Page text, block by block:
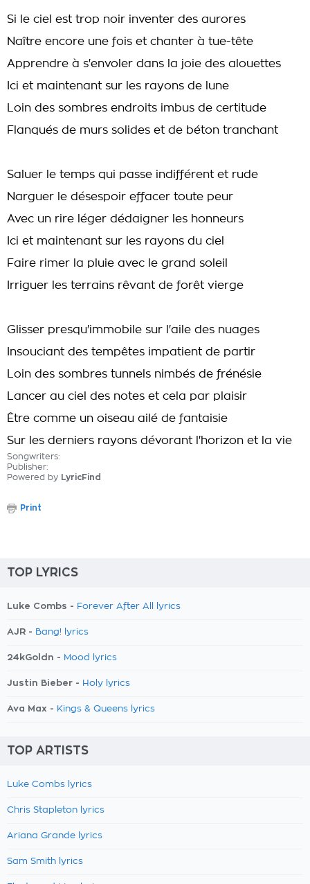
Si le ciel est trop noir inventer des aurores
Naître encore une fois et chanter à tue-tête
Apprendre à s'envoler dans la joie des alouettes
Ici et maintenant sur les rayons de lune
Loin des sombres endroits imbus de certitude
Flanqués de murs solides et de béton tranchant
Saluer le temps qui passe indifférent et rude
Narguer le désespoir effacer toute peur
Avec un rire léger dédaigner les honneurs
Ici et maintenant sur les rayons du ciel
Faire rimer la pluie avec le grand soleil
Irriguer les terrains rêvant de forêt vierge
Glisser presqu'immobile sur l'aile des nuages
Insouciant des tempêtes impatient de partir
Loin des sombres tunnels nimbés de frénésie
Lancer au ciel des notes et cela par plaisir
Être comme un oiseau ailé de fantaisie
Sur les derniers rayons dévorant l'horizon et la vie
Songwriters:
Publisher:
Powered by LyricFind
Print
TOP LYRICS
Luke Combs - Forever After All lyrics
AJR - Bang! lyrics
24kGoldn - Mood lyrics
Justin Bieber - Holy lyrics
Ava Max - Kings & Queens lyrics
TOP ARTISTS
Luke Combs lyrics
Chris Stapleton lyrics
Ariana Grande lyrics
Sam Smith lyrics